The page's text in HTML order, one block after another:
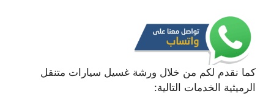
كما نقدم لكم من خلال ورشة غسيل سيارات متنقل
الرميثية الخدمات التالية: